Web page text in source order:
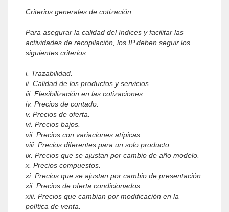
Criterios generales de cotización.
Para asegurar la calidad del índices y facilitar las
actividades de recopilación, los IP deben seguir los
siguientes criterios:
i. Trazabilidad.
ii. Calidad de los productos y servicios.
iii. Flexibilización en las cotizaciones
iv. Precios de contado.
v. Precios de oferta.
vi. Precios bajos.
vii. Precios con variaciones atípicas.
viii. Precios diferentes para un solo producto.
ix. Precios que se ajustan por cambio de año modelo.
x. Precios compuestos.
xi. Precios que se ajustan por cambio de presentación.
xii. Precios de oferta condicionados.
xiii. Precios que cambian por modificación en la
política de venta.